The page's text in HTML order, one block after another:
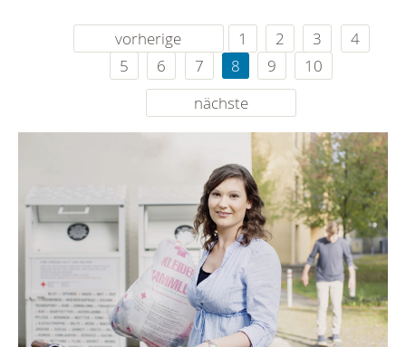
vorherige 1 2 3
4
5
6 7 8 9
10
nächste